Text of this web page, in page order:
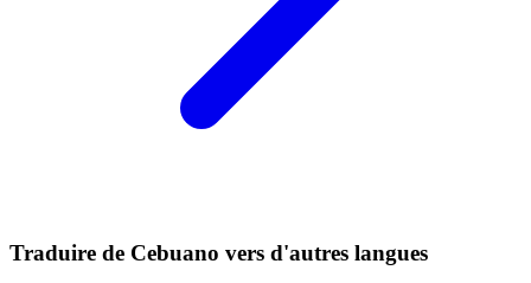
Traduire de Cebuano vers d'autres langues